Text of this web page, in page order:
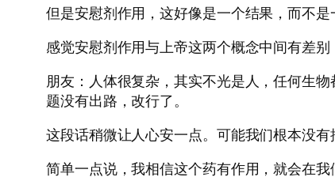
但是安慰剂作用，这好像是一个结果，而不是
感觉安慰剂作用与上帝这两个概念中间有差别
朋友：人体很复杂，其实不光是人，任何生
题没有出路，改行了。
这段话稍微让人心安一点。可能我们根本没
简单一点说，我相信这个药有作用，就会在